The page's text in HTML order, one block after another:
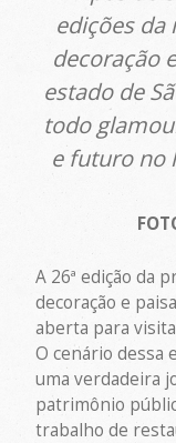
edições
decoração
estado de
todo
e futuro no
A 26ª edição da
decoração e
aberta para
O cenário dessa
uma verdadeira
patrimônio
trabalho de